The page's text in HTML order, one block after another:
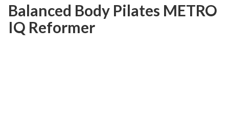
Balanced Body Pilates METRO
IQ Reformer